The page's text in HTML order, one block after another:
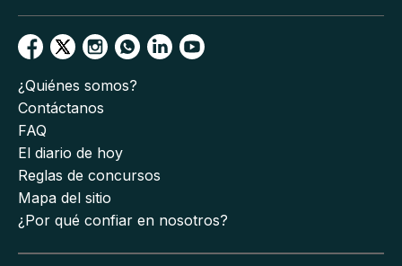
¿Quiénes somos?
Contáctanos
FAQ
El diario de hoy
Reglas de concursos
Mapa del sitio
¿Por qué confiar en nosotros?